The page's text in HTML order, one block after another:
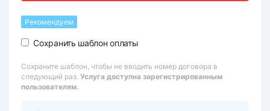
Рекомендуем
Сохранить шаблон оплаты
Сохраните шаблон, чтобы не вводить номер договора в
следующий раз. Услуга доступна зарегистрированным
пользователям.